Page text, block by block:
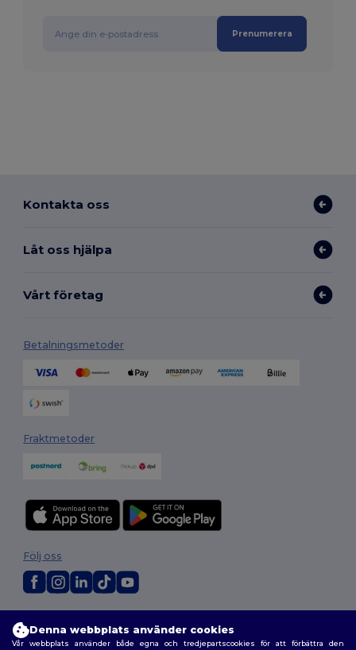
Prenumerera
Kontakta oss
Låt oss hjälpa
Vårt företag
Betalningsmetoder
Fraktmetoder
Allmänna Villkor| Anpassad policy|Integritetspolicy
|Karta över webbplatsen
Följ oss
Denna webbplats använder cookies
Vår webbplats använder både egna och tredjepartscookies för att förbättra den